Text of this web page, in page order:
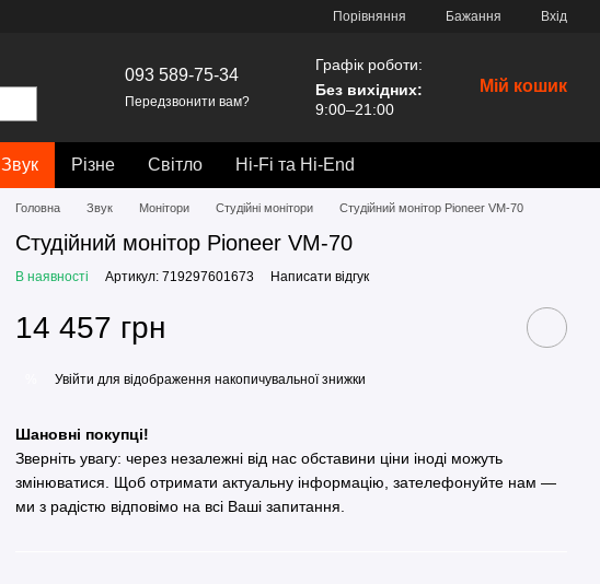
Порівняння Бажання Вхід
093 589-75-34
Передзвонити вам?
Графік роботи:
Без вихідних:
9:00–21:00
Мій кошик
Звук Різне Світло Hi-Fi та Hi-End
Головна Звук Монітори Студійні монітори Студійний монітор Pioneer VM-70
Студійний монітор Pioneer VM-70
В наявності Артикул: 719297601673 Написати відгук
14 457 грн
Увійти для відображення накопичувальної знижки
Шановні покупці!
Зверніть увагу: через незалежні від нас обставини ціни іноді можуть
змінюватися. Щоб отримати актуальну інформацію, зателефонуйте нам —
ми з радістю відповімо на всі Ваші запитання.